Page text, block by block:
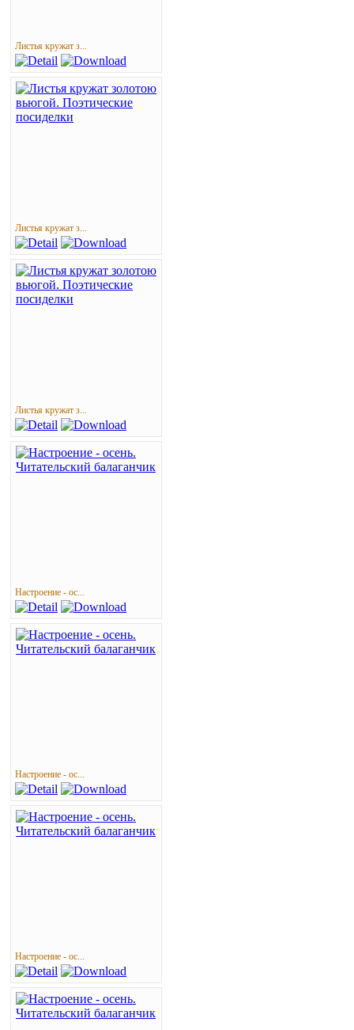
Листья кружат з...
Листья кружат з...
Листья кружат з...
Настроение - ос...
Настроение - ос...
Настроение - ос...